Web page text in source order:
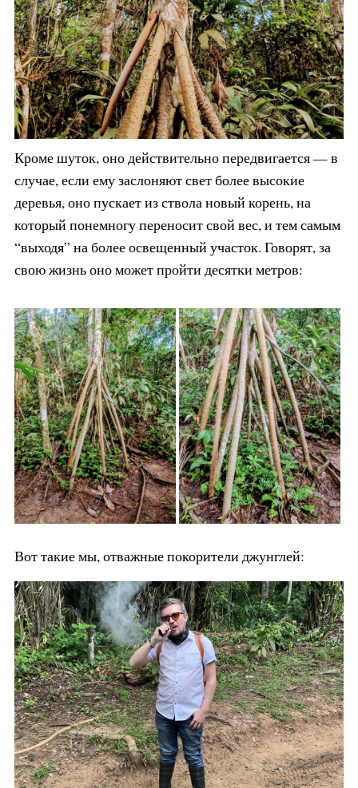
Кроме шуток, оно действительно передвигается — в
случае, если ему заслоняют свет более высокие
деревья, оно пускает из ствола новый корень, на
который понемногу переносит свой вес, и тем самым
“выходя” на более освещенный участок. Говорят, за
свою жизнь оно может пройти десятки метров:
Вот такие мы, отважные покорители джунглей: